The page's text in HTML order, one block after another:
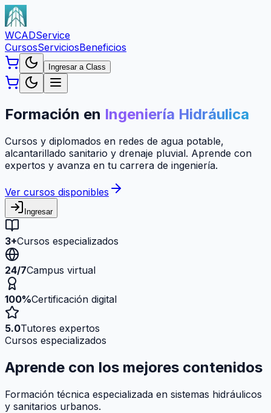
WCADService
CursosServiciosBeneficios
Ingresar a Class
Formación en Ingeniería Hidráulica
Cursos y diplomados en redes de agua potable,
alcantarillado sanitario y drenaje pluvial. Aprende con
expertos y avanza en tu carrera de ingeniería.
Ver cursos disponibles
Ingresar
3+Cursos especializados
24/7Campus virtual
100%Certificación digital
5.0Tutores expertos
Cursos especializados
Aprende con los mejores contenidos
Formación técnica especializada en sistemas hidráulicos
y sanitarios urbanos.